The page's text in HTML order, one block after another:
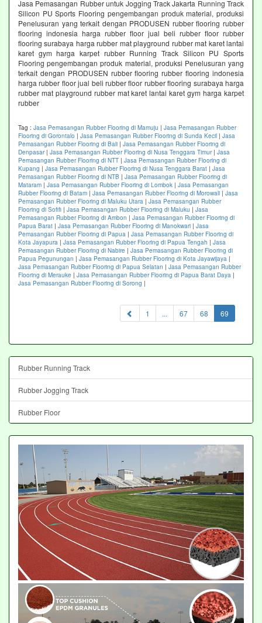
Jasa Pemasangan Rubber untuk Jogging Track Jakarta Running Track
Silicon PU Sports Flooring pengembangan produk material, produksi
Penelusuran yang terkait dengan PRODUSEN rubber flooring rubber
flooring indonesia harga rubber floor jual beli rubber floor rubber
flooring surabaya harga rubber mat playground rubber mat karet lantai
karet gym harga karpet rubber Running Track Silicon PU Sports
Flooring pengembangan produk material, produksi Penelusuran yang
terkait dengan PRODUSEN rubber flooring rubber flooring indonesia
harga rubber floor jual beli rubber floor rubber flooring surabaya harga
rubber mat playground rubber mat karet lantai karet gym harga karpet
rubber
Tag : Jasa Pemasangan Rubber Flooring di Mamuju | Jasa Pemasangan Rubber
Flooring di Gorontalo | Jasa Pemasangan Rubber Flooring di Sunda Kecil | Jasa
Pemasangan Rubber Flooring di Bali | Jasa Pemasangan Rubber Flooring di
Denpasar| Jasa Pemasangan Rubber Flooring di Nusa Tenggara Timur| Jasa
Pemasangan Rubber Flooring di NTT | Jasa Pemasangan Rubber Flooring di
Kupang | Jasa Pemasangan Rubber Flooring di Nusa Tenggara Barat | Jasa
Pemasangan Rubber Flooring di NTB | Jasa Pemasangan Rubber Flooring di
Mataram | Jasa Pemasangan Rubber Flooring di Lombok | Jasa Pemasangan
Rubber Flooring di Batam | Jasa Pemasangan Rubber Flooring di Morowali | Jasa
Pemasangan Rubber Flooring di Maluku Utara | Jasa Pemasangan Rubber
Flooring di Sofifi | Jasa Pemasangan Rubber Flooring di Maluku | Jasa
Pemasangan Rubber Flooring di Ambon | Jasa Pemasangan Rubber Flooring di
Papua Barat | Jasa Pemasangan Rubber Flooring di Manokwari | Jasa
Pemasangan Rubber Flooring di Papua | Jasa Pemasangan Rubber Flooring di
Kota Jayapura | Jasa Pemasangan Rubber Flooring di Papua Tengah | Jasa
Pemasangan Rubber Flooring di Nabire | Jasa Pemasangan Rubber Flooring di
Papua Pegunungan | Jasa Pemasangan Rubber Flooring di Kota Jayawijaya |
Jasa Pemasangan Rubber Flooring di Papua Selatan | Jasa Pemasangan Rubber
Flooring di Merauke | Jasa Pemasangan Rubber Flooring di Papua Barat Daya |
Jasa Pemasangan Rubber Flooring di Sorong |
1 ... 67 68 69
Rubber Running Track
Rubber Jogging Track
Rubber Floor